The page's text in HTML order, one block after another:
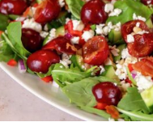
quis est ac felis
varius natoque dolor